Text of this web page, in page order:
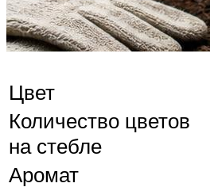
Цвет
Количество цветов
на стебле
Аромат